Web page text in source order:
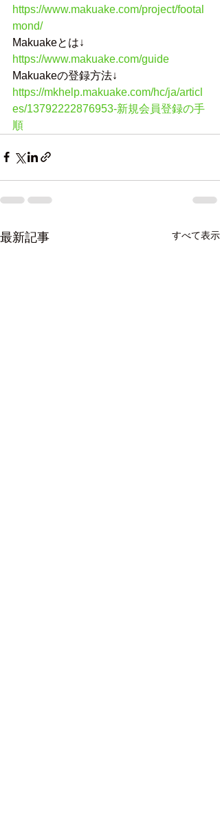
https://www.makuake.com/project/footal
mond/
Makuakeとは↓
https://www.makuake.com/guide
Makuakeの登録方法↓
https://mkhelp.makuake.com/hc/ja/articl
es/13792222876953-新規会員登録の手
順
最新記事 すべて表示